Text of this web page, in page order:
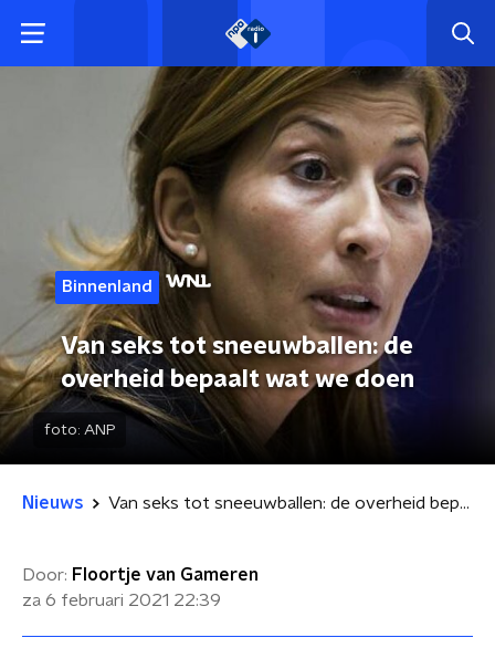
Binnenland
Van seks tot sneeuwballen: de
overheid bepaalt wat we doen
foto: ANP
Nieuws Van seks tot sneeuwballen: de overheid bepaalt wat we doen
Door: Floortje van Gameren
za 6 februari 2021 22:39